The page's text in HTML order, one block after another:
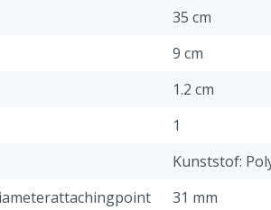
35 cm
9 cm
1.2 cm
1
Kunststof:
31 mm